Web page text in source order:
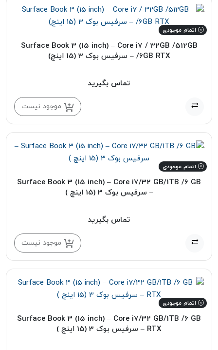
اتمام موجودی
Surface Book 3 (15 inch) – Core i7 / 32GB /512GB
/6GB RTX – سرفیس بوک 3 (15 اینچ)
تماس بگیرید
موجود نیست
اتمام موجودی
Surface Book 3 (15 inch) – Core i7/32 GB/1TB /6 GB
– سرفیس بوک 3 (15 اینچ )
تماس بگیرید
موجود نیست
اتمام موجودی
Surface Book 3 (15 inch) – Core i7/32 GB/1TB /6 GB
RTX – سرفیس بوک 3 (15 اینچ )